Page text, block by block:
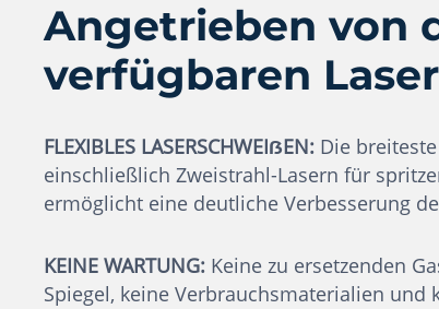
Angetrieben von
verfügbaren
FLEXIBLES LASERSCHWEIẞEN: Die
einschließlich Zweistrahl-Lasern für
ermöglicht eine deutliche Verbesserung
KEINE WARTUNG: Keine zu ersetzenden
Spiegel, keine Verbrauchsmaterialien und